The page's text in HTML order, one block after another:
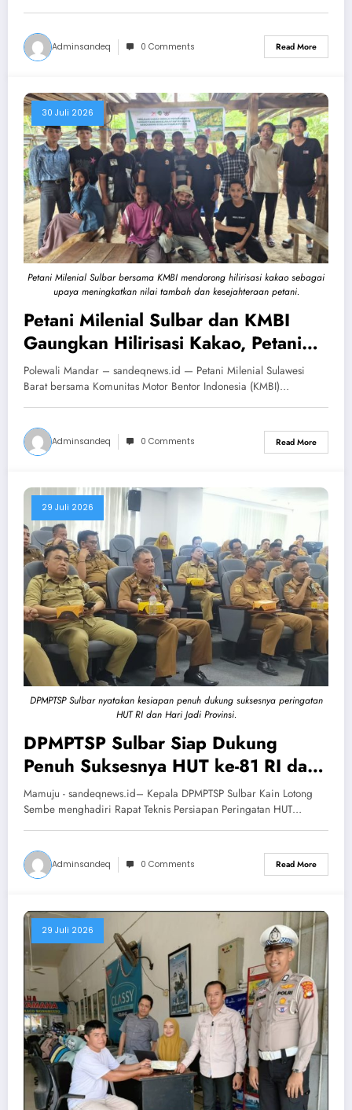
Adminsandeq 0 Comments Read More
Petani Milenial Sulbar bersama KMBI mendorong hilirisasi kakao sebagai
upaya meningkatkan nilai tambah dan kesejahteraan petani.
30 Juli 2026
Petani Milenial Sulbar dan KMBI
Gaungkan Hilirisasi Kakao, Petani
Didorong Naik Kelas
Polewali Mandar – sandeqnews.id — Petani Milenial Sulawesi
Barat bersama Komunitas Motor Bentor Indonesia (KMBI)…
Adminsandeq 0 Comments Read More
DPMPTSP Sulbar nyatakan kesiapan penuh dukung suksesnya peringatan
HUT RI dan Hari Jadi Provinsi.
29 Juli 2026
DPMPTSP Sulbar Siap Dukung
Penuh Suksesnya HUT ke-81 RI dan
Hari Jadi Sulbar ke-22
Mamuju - sandeqnews.id– Kepala DPMPTSP Sulbar Kain Lotong
Sembe menghadiri Rapat Teknis Persiapan Peringatan HUT…
Adminsandeq 0 Comments Read More
29 Juli 2026